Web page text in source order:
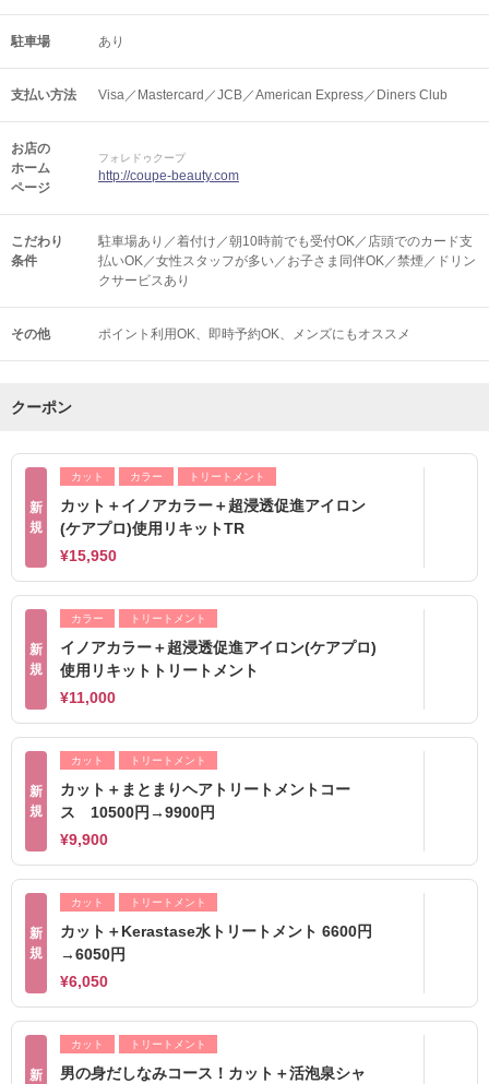
駐車場 あり
支払い方法 Visa／Mastercard／JCB／American Express／Diners Club
お店の
ホーム
ページ
フォレドゥクープ
http://coupe-beauty.com
こだわり
条件
駐車場あり／着付け／朝10時前でも受付OK／店頭でのカード支
払いOK／女性スタッフが多い／お子さま同伴OK／禁煙／ドリン
クサービスあり
その他 ポイント利用OK 即時予約OK メンズにもオススメ
クーポン
新
規
カット カラー トリートメント
カット＋イノアカラー＋超浸透促進アイロン
(ケアプロ)使用リキットTR
¥15,950
新
規
カラー トリートメント
イノアカラー＋超浸透促進アイロン(ケアプロ)
使用リキットトリートメント
¥11,000
新
規
カット トリートメント
カット＋まとまりヘアトリートメントコー
ス 10500円→9900円
¥9,900
新
規
カット トリートメント
カット＋Kerastase水トリートメント 6600円
→6050円
¥6,050
新
カット トリートメント
男の身だしなみコース！カット＋活泡泉シャ